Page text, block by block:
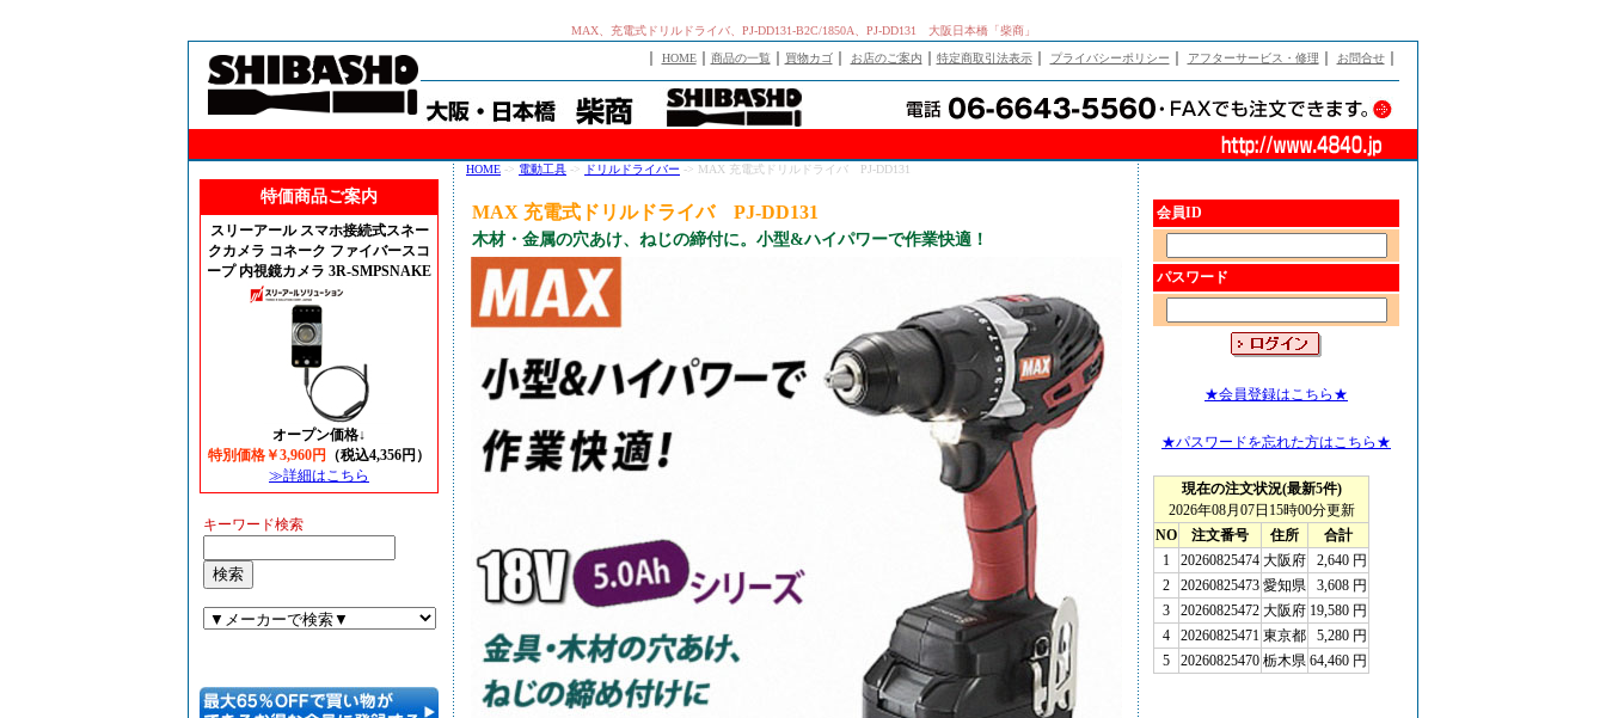
MAX、充電式ドリルドライバ、PJ-DD131-B2C/1850A、PJ-DD131 大阪日本橋「柴商」
HOME｜ 商品の一覧 買物カゴ｜ お店のご案内 特定商取引法表示｜ プライバシーポリシー アフターサービス・修理 お問合せ｜
特価商品ご案内
スリーアール スマホ接続式スネー
クカメラ コネーク ファイバースコ
ープ 内視鏡カメラ 3R-SMPSNAKE
オープン価格↓
特別価格￥3,960円
（税込4,356円）
≫詳細はこちら
キーワード検索
HOME -> 電動工具 -> ドリルドライバー -> MAX 充電式ドリルドライバ PJ-DD131
MAX 充電式ドリルドライバ PJ-DD131
木材・金属の穴あけ、ねじの締付に。小型&ハイパワーで作業快適！
会員ID
パスワード
★会員登録はこちら★
★パスワードを忘れた方はこちら★